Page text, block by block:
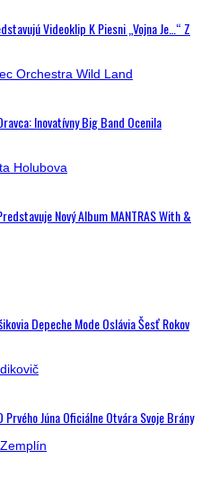
Videoklip K Piesni „Vojna Je…“ Z
Inovatívny Big Band Ocenila
Nový Album MANTRAS With &
Depeche Mode Oslávia Šesť Rokov
Júna Oficiálne Otvára Svoje Brány